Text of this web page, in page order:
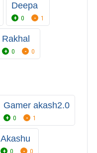
Deepa
0 1
Rakhal
0 0
Gamer akash2.0
0 1
Akashu